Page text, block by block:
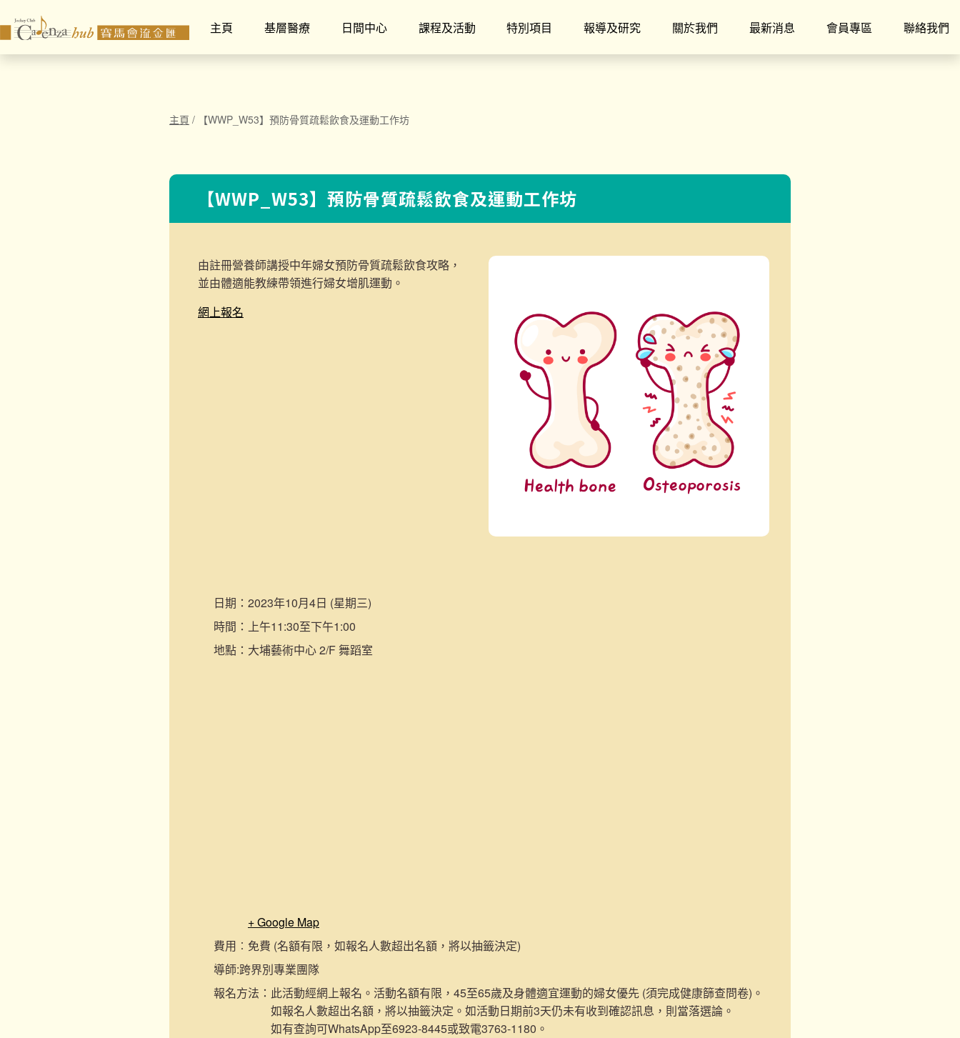
主頁 基層醫療 日間中心 課程及活動 特別項目 報導及研究 關於我們 最新消息 會員專區 聯絡我們
主頁 / 【WWP_W53】預防骨質疏鬆飲食及運動工作坊
【WWP_W53】預防骨質疏鬆飲食及運動工作坊
由註冊營養師講授中年婦女預防骨質疏鬆飲食攻略，
並由體適能教練帶領進行婦女增肌運動。
網上報名
日期： 2023年10月4日 (星期三)
時間： 上午11:30至下午1:00
地點： 大埔藝術中心 2/F 舞蹈室
+ Google Map
費用︰ 免費 (名額有限，如報名人數超出名額，將以抽籤決定)
導師:跨界別專業團隊
報名方法： 此活動經網上報名。活動名額有限，45至65歲及身體適宜運動的婦女優先 (須完成健康篩查問卷)。
如報名人數超出名額，將以抽籤決定。如活動日期前3天仍未有收到確認訊息，則當落選論。
如有查詢可WhatsApp至6923-8445或致電3763-1180。